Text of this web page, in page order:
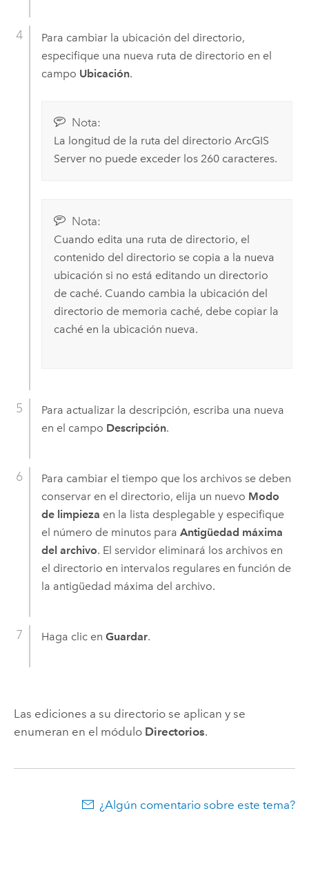
Para cambiar la ubicación del directorio,
especifique una nueva ruta de directorio en el
campo Ubicación.
Nota:
La longitud de la ruta del directorio ArcGIS
Serverno puede exceder los 260 caracteres.
Nota:
Cuando edita una ruta de directorio, el
contenido del directorio se copia a la nueva
ubicación si no está editando un directorio
de caché. Cuando cambia la ubicación del
directorio de memoria caché, debe copiar la
caché en la ubicación nueva.
Para actualizar la descripción, escriba una nueva
en el campo Descripción.
Para cambiar el tiempo que los archivos se deben
conservar en el directorio, elija un nuevo Modo
de limpieza en la lista desplegable y especifique
el número de minutos para Antigüedad máxima
del archivo. El servidor eliminará los archivos en
el directorio en intervalos regulares en función de
la antigüedad máxima del archivo.
Haga clic en Guardar.
Las ediciones a su directorio se aplican y se
enumeran en el módulo Directorios.
¿Algún comentario sobre este tema?